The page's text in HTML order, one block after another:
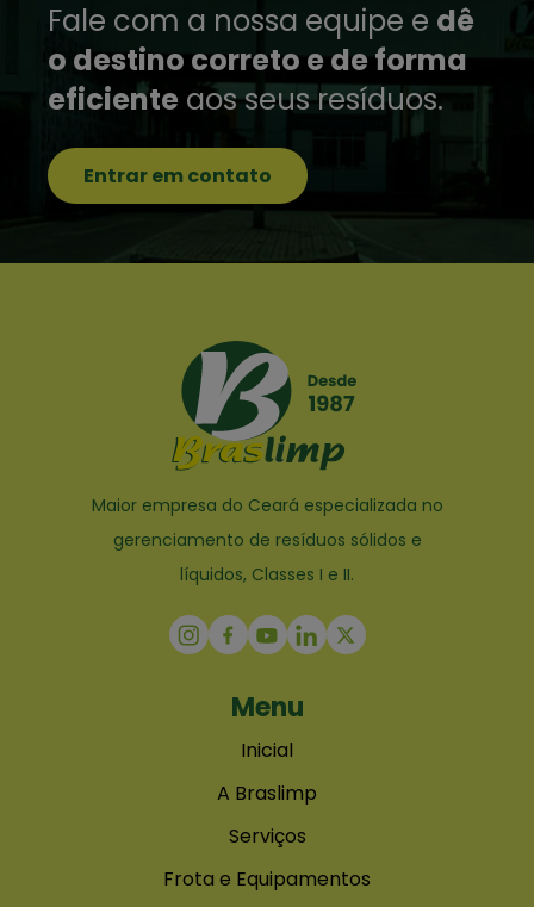
Fale com a nossa equipe e dê
o destino correto e de forma
eficiente aos seus resíduos.
Entrar em contato
Maior empresa do Ceará especializada no
gerenciamento de resíduos sólidos e
líquidos, Classes I e II.
Menu
Inicial
A Braslimp
Serviços
Frota e Equipamentos